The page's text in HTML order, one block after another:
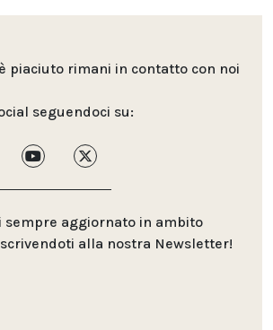
piaciuto rimani in contatto con noi
seguendoci su:
sempre aggiornato in ambito
alla nostra Newsletter!